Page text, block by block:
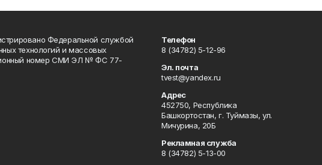
Федеральной службой
технологий и массовых
номер СМИ ЭЛ № ФС 77-
Телефон
8 (34782) 5-12-96
Эл. почта
tvest@yandex.ru
Адрес
452750, Республика
Башкортостан, г. Туймазы, ул.
Мичурина, 20Б
Рекламная служба
8 (34782) 5-13-00